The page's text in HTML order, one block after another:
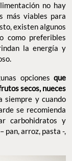
no hay
más viables para
existen algunos
como preferibles
la energía y
opciones que
secos, nueces
siempre y cuando
se recomienda
carbohidratos y
pan, arroz, pasta -,